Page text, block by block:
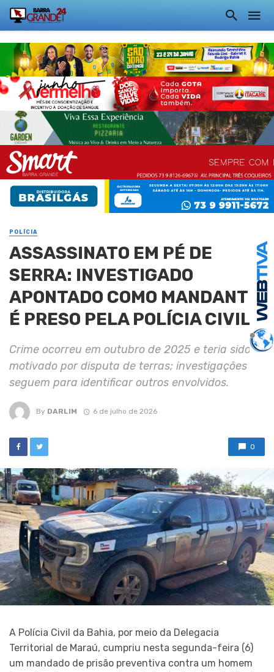
POLÍCIA
ASSASSINATO EM PÉ DE
SERRA: INVESTIGADO
APONTADO COMO MANDANTE
É PRESO PELA POLÍCIA CIVIL
Crime ocorreu em outubro de 2025 e teria sido
motivado por disputa de terras; investigações
seguem para identificar outros envolvidos.
By DARLIM 6 de julho de 2026
0
A Polícia Civil da Bahia, por meio da Delegacia
Territorial de Maraú, cumpriu nesta segunda-feira (6)
um mandado de prisão preventiva contra um homem